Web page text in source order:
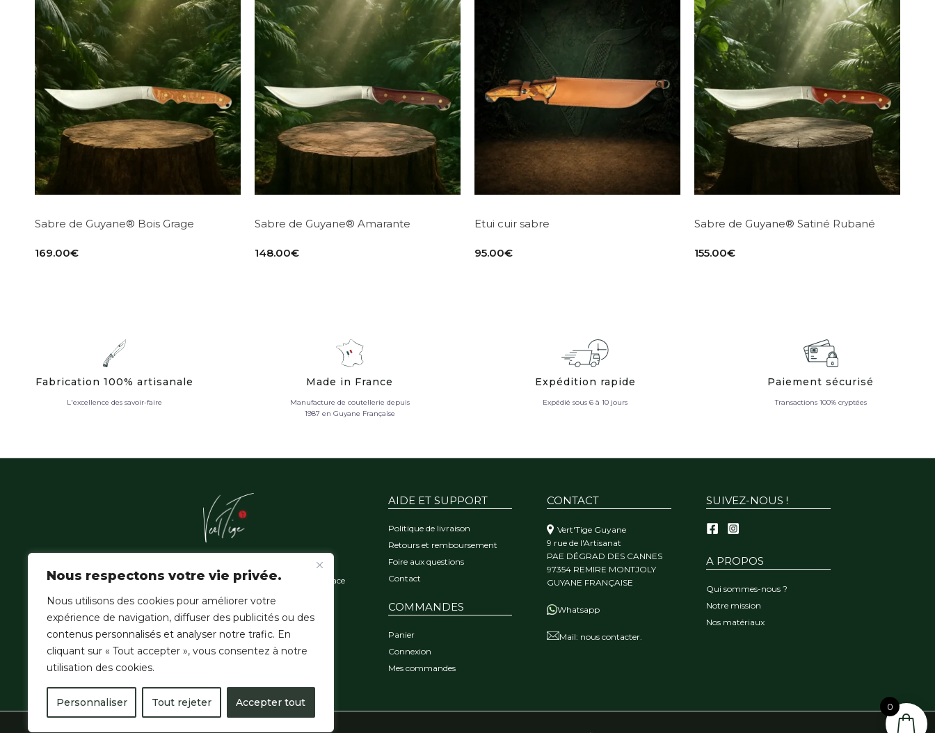
Nous respectons votre vie privée.
Nous utilisons des cookies pour améliorer votre
expérience de navigation, diffuser des publicités ou des
contenus personnalisés et analyser notre trafic. En
cliquant sur « Tout accepter », vous consentez à notre
utilisation des cookies.
Personnaliser Tout rejeter Accepter tout
Sabre de Guyane® Bois Grage
169.00€
Sabre de Guyane® Amarante
148.00€
Etui cuir sabre
95.00€
Sabre de Guyane® Satiné Rubané
155.00€
Fabrication 100% artisanale
L'excellence des savoir-faire
Made in France
Manufacture de coutellerie depuis
1987 en Guyane Française
Expédition rapide
Expédié sous 6 à 10 jours
Paiement sécurisé
Transactions 100% cryptées
L'Atelier Vert'Tige sublime les essences nobles de la forêt
amazonienne, où la patience du geste hérité épouse l'audace
AIDE ET SUPPORT
Politique de livraison
Retours et remboursement
Foire aux questions
Contact
COMMANDES
Panier
Connexion
Mes commandes
CONTACT
Vert'Tige Guyane
9 rue de l'Artisanat
PAE DÉGRAD DES CANNES
97354 REMIRE MONTJOLY
GUYANE FRANÇAISE
Whatsapp
Mail: nous contacter.
SUIVEZ-NOUS !
A PROPOS
Qui sommes-nous ?
Notre mission
Nos matériaux
0